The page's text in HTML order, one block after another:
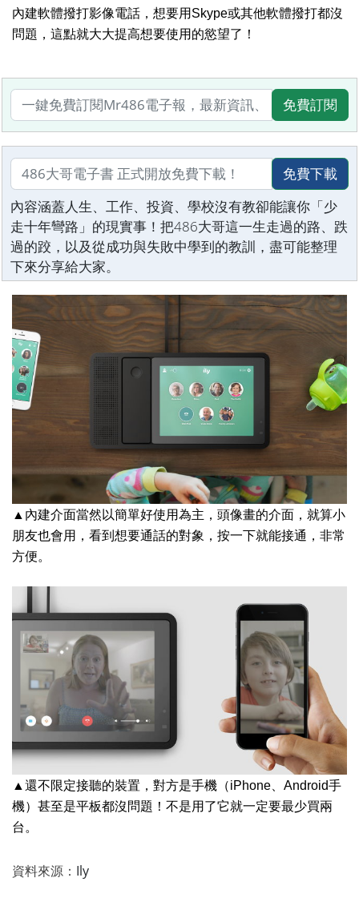
內建軟體撥打影像電話，想要用Skype或其他軟體撥打都沒
問題，這點就大大提高想要使用的慾望了！
免費訂閱
免費下載
內容涵蓋人生、工作、投資、學校沒有教卻能讓你「少
走十年彎路」的現實事！把486大哥這一生走過的路、跌
過的跤，以及從成功與失敗中學到的教訓，盡可能整理
下來分享給大家。
▲內建介面當然以簡單好使用為主，頭像畫的介面，就算小
朋友也會用，看到想要通話的對象，按一下就能接通，非常
方便。
▲還不限定接聽的裝置，對方是手機（iPhone、Android手
機）甚至是平板都沒問題！不是用了它就一定要最少買兩
台。
資料來源： Ily